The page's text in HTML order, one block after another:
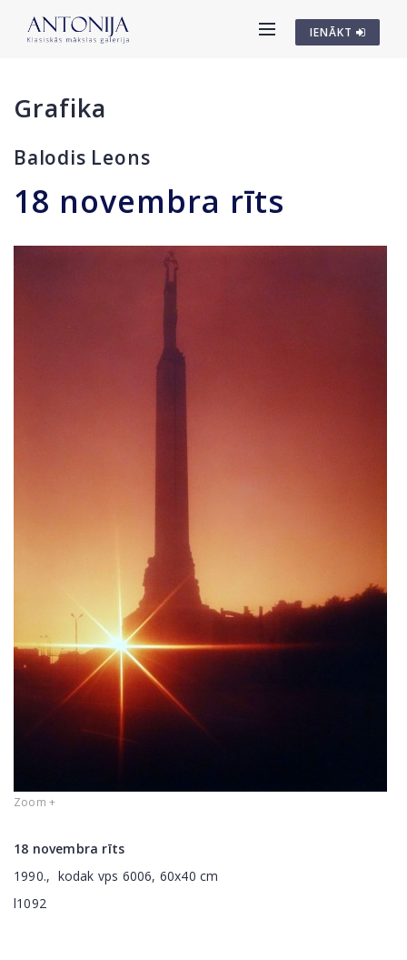
IENĀKT
Grafika
Balodis Leons
18 novembra rīts
Zoom +
18 novembra rīts
1990., kodak vps 6006, 60x40 cm
l1092